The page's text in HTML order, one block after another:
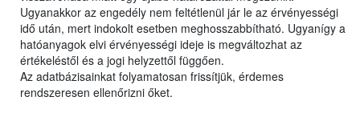
Ugyanakkor az engedély nem feltétlenül jár le az érvényességi
idő után, mert indokolt esetben meghosszabbítható. Ugyanígy a
hatóanyagok elvi érvényességi ideje is megváltozhat az
értékeléstől és a jogi helyzettől függően.
Az adatbázisainkat folyamatosan frissítjük, érdemes
rendszeresen ellenőrizni őket.